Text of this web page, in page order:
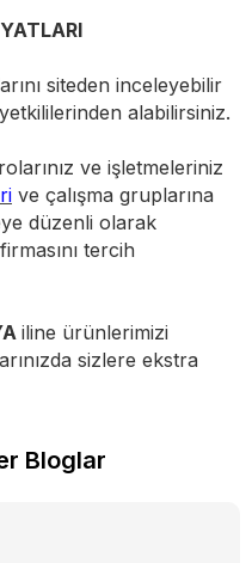
siteden inceleyebilir
alabilirsiniz.
ve işletmeleriniz
ve çalışma gruplarına
düzenli olarak
tercih
iline ürünlerimizi
sizlere ekstra
Bloglar